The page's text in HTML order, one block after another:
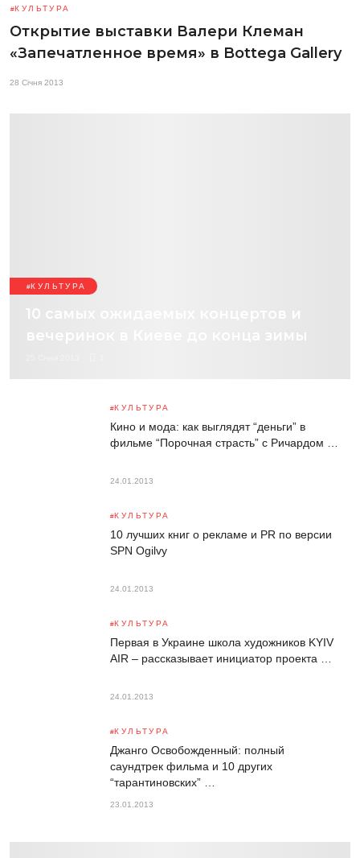
КУЛЬТУРА
Открытие выставки Валери Клеман
«Запечатленное время» в Bottega Gallery
28 Січня 2013
КУЛЬТУРА
10 самых ожидаемых концертов и
вечеринок в Киеве до конца зимы
КУЛЬТУРА
Кино и мода: как выглядят “деньги” в
фильме “Порочная страсть” с Ричардом …
24.01.2013
КУЛЬТУРА
10 лучших книг о рекламе и PR по версии
SPN Ogilvy
24.01.2013
КУЛЬТУРА
Первая в Украине школа художников KYIV
AIR – рассказывает инициатор проекта …
24.01.2013
КУЛЬТУРА
Джанго Освобожденный: полный
саундтрек фильма и 10 других
“тарантиновских” …
23.01.2013